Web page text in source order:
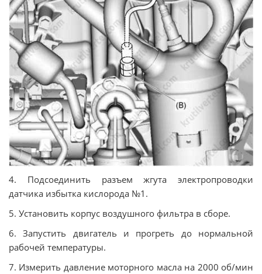
4. Подсоединить разъем жгута электропроводки
датчика избытка кислорода №1.
5. Установить корпус воздушного фильтра в сборе.
6. Запустить двигатель и прогреть до нормальной
рабочей температуры.
7. Измерить давление моторного масла на 2000 об/мин